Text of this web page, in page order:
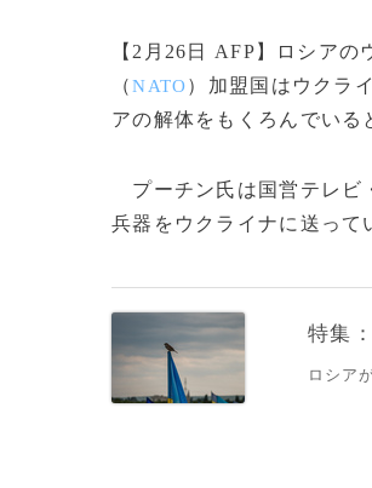
【2月26日 AFP】ロシア
（NATO）加盟国はウクラ
アの解体をもくろんでいる
プーチン氏は国営テレビ
兵器をウクライナに送って
特集
ロシア